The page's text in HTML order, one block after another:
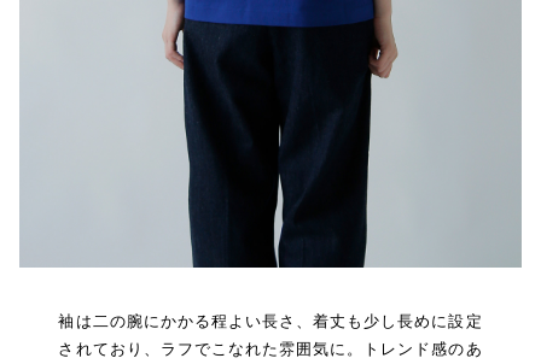
袖は二の腕にかかる程よい長さ、着丈も少し長めに設定
されており、ラフでこなれた雰囲気に。トレンド感のあ